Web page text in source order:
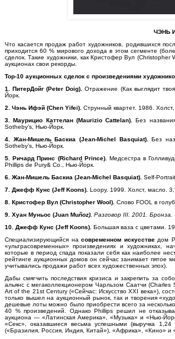
ЧЭНЬ
Что касается продаж работ художников, родившихся
приходится 60 % мирового дохода в этом сегменте
сделок. Такие художники, как Кристофер Вул
аукционах свои рекорды.
Top-10 аукционных сделок с произведениями
1. ПитерДойг (Peter Doig).Отражение (Как выглядит
Йорк.
2. Чэнь Ифэй (Chen Yifei). Струнный квартет. 1986.
3. Маурицио Каттелан (Maurizio Cattelan).Без
Sotheby’s, Нью-Йорк.
4. Жан-Мишель Баскиа (Jean-Michel
Basquiat).Без
Sotheby’s, Нью-Йорк.
5. Ричард Принс (Richard Prince). Медсестра в
Phillips de Pury& Co., Нью-Йорк.
6. Жан-Мишель Баскиа (Jean-Michel Basquiat). Self-
7. Джефф Кунс (Jeff Koons). Loopy. 1999. Холст, масло.
8. Кристофер Вул (Christopher Wool). Слово FOOL в
9. Хуан Муньос (Juan Muñoz). Разговор III. 2001. Бронза.
10. Джефф Кунс (Jeff Koons). Большая ваза с цветами.
Специализирующийся на современном искусстведом
«ультрасовременных» произведениях и художниках,
которые в период спада показали себя как наиболее
рейтинге аукционных домов он сейчас занимает пятое
учитывались продажи работ всех художественных эпох).
Дабы смягчить последствия кризиса и закрепить за
альянс с мегаколлекционером Чарльзом Саатчи
Art of the 21st Century («Сейчас: Искусство XXI века»),
только вышел на аукционный рынок, так и творения
дешевые лоты можно было приобрести всего за
40 % произведений. Однако Phillips решил не
аукциона — «Латинская Америка», «Музыка» и «Нью-
«Секс», оказавшиеся весьма успешными (выручка
(«Бразилия, Россия, Индия, Китай»), «Африка», «Кино» и